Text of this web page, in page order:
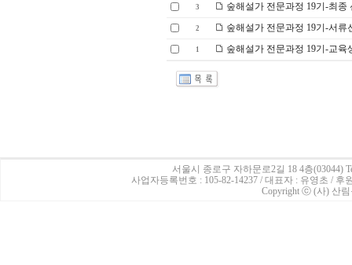
3 숲해설가 전문과정 19기-최종
2 숲해설가 전문과정 19기-서류
1 숲해설가 전문과정 19기-교육
서울시 종로구 자하문로2길 18 4층(03044)
사업자등록번호 : 105-82-14237 / 대표자 : 유영초 /
Copyright ⓒ (사) 산림